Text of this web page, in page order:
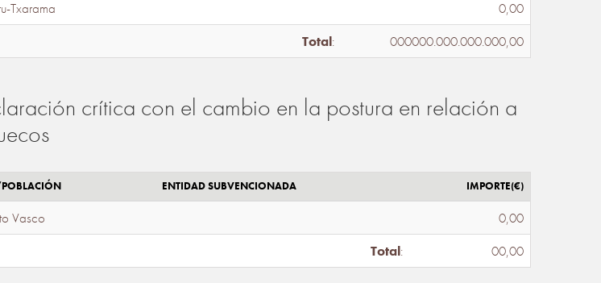
Txarama
0,00
Total: 000000.000.000.000,00
crítica con el cambio en la postura en relación a
ENTIDAD SUBVENCIONADA IMPORTE(€)
Vasco
0,00
Total: 00,00